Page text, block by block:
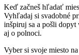
Keď začneš hľadať
Vyhľadaj si svadobné
inšpiruj sa a pošli
aj o polnoci.
Vyber si svoje miesto